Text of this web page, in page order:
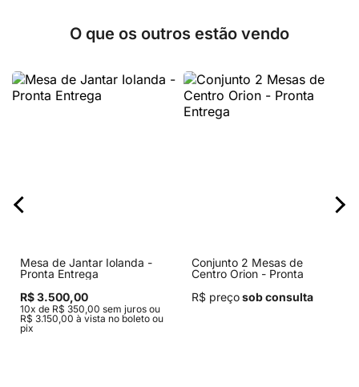
O que os outros estão vendo
Mesa de Jantar Iolanda -
Pronta Entrega
R$ 3.500,00
10x de R$ 350,00 sem juros ou
R$ 3.150,00 à vista no boleto ou
pix
Conjunto 2 Mesas de
Centro Orion - Pronta
R$ preçosob consulta